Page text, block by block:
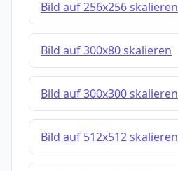
Bild auf 256x256 skalieren
Bild auf 300x80 skalieren
Bild auf 300x300 skalieren
Bild auf 512x512 skalieren